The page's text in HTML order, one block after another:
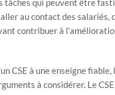
qui peuvent être
au contact des salariés,
contribuer à
CSE à une enseigne
à considérer. Le